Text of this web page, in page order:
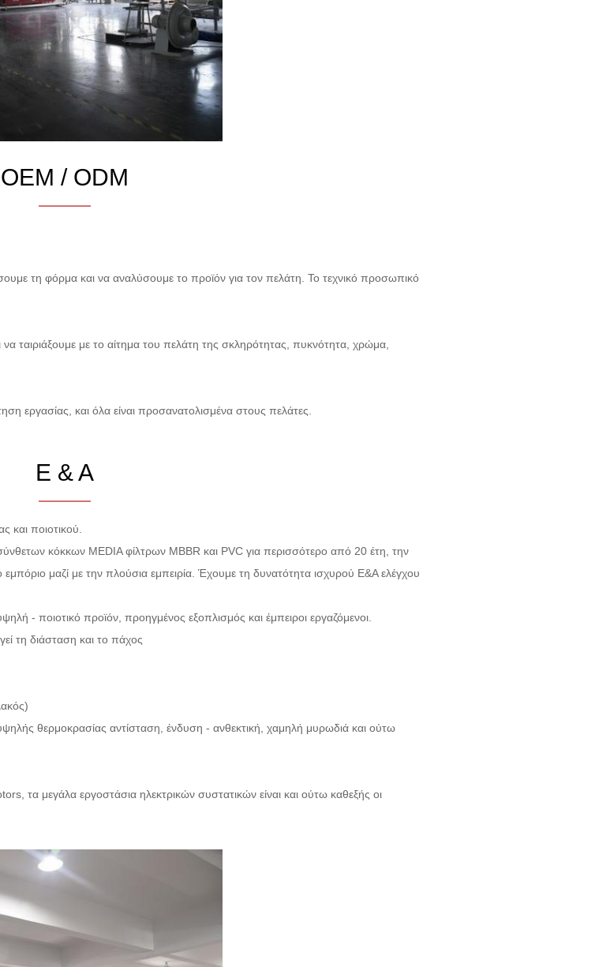
OEM / ODM
τη φόρμα και να αναλύσουμε το προϊόν για τον πελάτη. Το τεχνικό προσωπικό
ταιριάξουμε με το αίτημα του πελάτη της σκληρότητας, πυκνότητα, χρώμα,
εργασίας, και όλα είναι προσανατολισμένα στους πελάτες.
Ε & Α
και ποιοτικού.
κόκκων MEDIA φίλτρων MBBR και PVC για περισσότερο από 20 έτη, την
μαζί με την πλούσια εμπειρία. Έχουμε τη δυνατότητα ισχυρού Ε&Α ελέγχου
- ποιοτικό προϊόν, προηγμένος εξοπλισμός και έμπειροι εργαζόμενοι.
τη διάσταση και το πάχος
θερμοκρασίας αντίσταση, ένδυση - ανθεκτική, χαμηλή μυρωδιά και ούτω
μεγάλα εργοστάσια ηλεκτρικών συστατικών είναι και ούτω καθεξής οι